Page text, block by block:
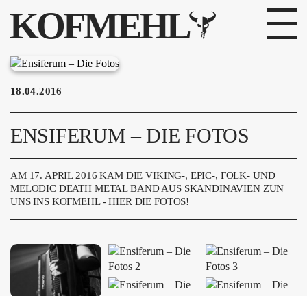
KOFMEHL
PROGRAMM
FABRIKGEFLÜSTER
GALERIE
FOTOGALERIE
PHOTOMAT
INFOS
KONTAKT
18.04.2016
ENSIFERUM – DIE FOTOS
AM 17. APRIL 2016 KAM DIE VIKING-, EPIC-, FOLK- UND
MELODIC DEATH METAL BAND AUS SKANDINAVIEN ZUN
UNS INS KOFMEHL - HIER DIE FOTOS!